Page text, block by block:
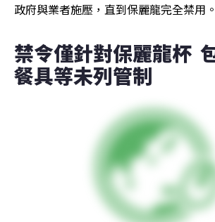
政府與業者施壓，直到保麗龍完全禁用。
禁令僅針對保麗龍杯
餐具等未列管制